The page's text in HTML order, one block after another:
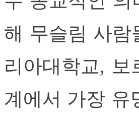
해 무슬림 사람
리아대학교, 보
계에서 가장 유